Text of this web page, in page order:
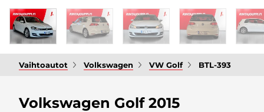
Vaihtoautot Volkswagen VW Golf BTL-393
Volkswagen Golf 2015